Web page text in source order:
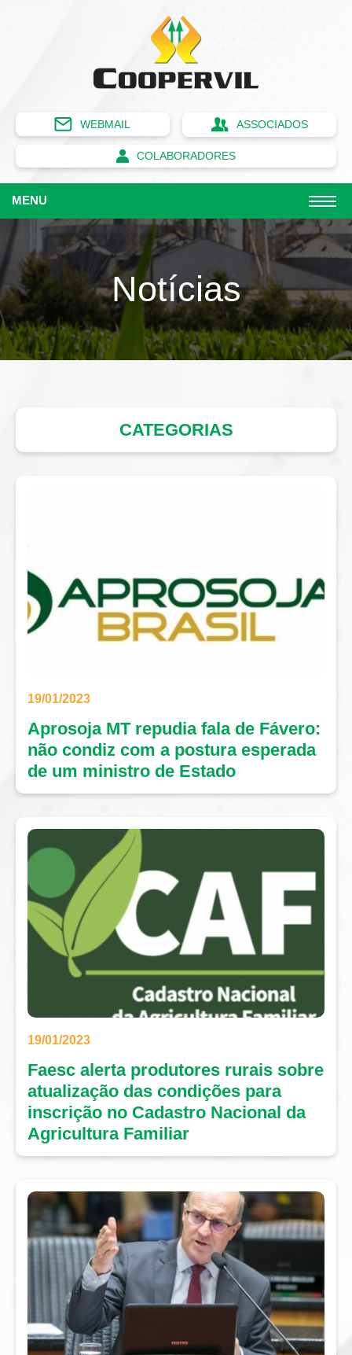
WEBMAIL ASSOCIADOS
COLABORADORES
MENU
Notícias
19/01/2023
Aprosoja MT repudia fala de Fávero:
não condiz com a postura esperada
de um ministro de Estado
19/01/2023
Faesc alerta produtores rurais sobre
atualização das condições para
inscrição no Cadastro Nacional da
Agricultura Familiar
CATEGORIAS